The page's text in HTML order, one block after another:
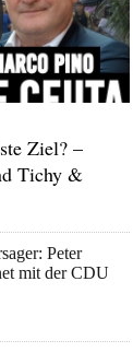
Ziel? –
Tichy &
Peter
mit der CDU